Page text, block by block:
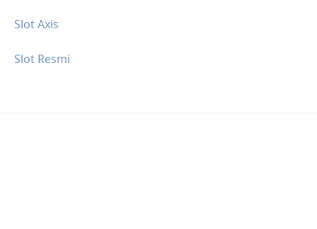
Slot Axis
Slot Resmi